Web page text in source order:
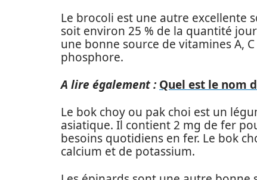
Le brocoli est une autre excellente
soit environ 25 % de la quantité
une bonne source de vitamines A,
phosphore.
A lire également : Quel est le nom
Le bok choy ou pak choi est un
asiatique. Il contient 2 mg de fer
besoins quotidiens en fer. Le bok
calcium et de potassium.